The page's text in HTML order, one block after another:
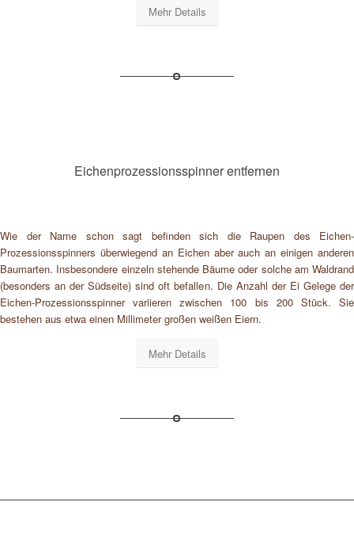
Mehr Details
Eichenprozessionsspinner entfernen
Wie der Name schon sagt befinden sich die Raupen des Eichen-
Prozessionsspinners überwiegend an Eichen aber auch an einigen anderen
Baumarten. Insbesondere einzeln stehende Bäume oder solche am Waldrand
(besonders an der Südseite) sind oft befallen. Die Anzahl der Ei Gelege der
Eichen-Prozessionsspinner variieren zwischen 100 bis 200 Stück. Sie
bestehen aus etwa einen Millimeter großen weißen Eiern.
Mehr Details